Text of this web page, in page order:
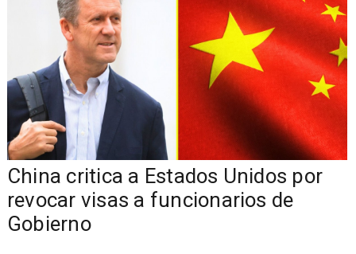
China critica a Estados Unidos por
revocar visas a funcionarios de
Gobierno